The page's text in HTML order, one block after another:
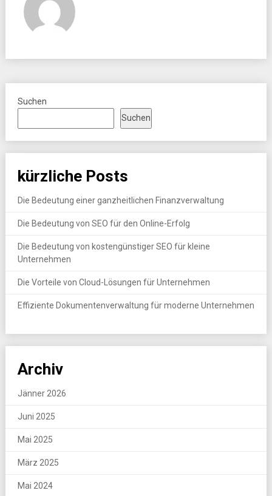
Suchen
Suchen
kürzliche Posts
Die Bedeutung einer ganzheitlichen Finanzverwaltung
Die Bedeutung von SEO für den Online-Erfolg
Die Bedeutung von kostengünstiger SEO für kleine
Unternehmen
Die Vorteile von Cloud-Lösungen für Unternehmen
Effiziente Dokumentenverwaltung für moderne Unternehmen
Archiv
Jänner 2026
Juni 2025
Mai 2025
März 2025
Mai 2024